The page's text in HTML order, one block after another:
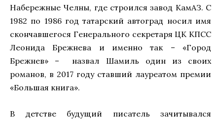
Набережные Челны, где строился завод КамАЗ. С
1982 по 1986 год татарский автоград носил имя
скончавшегося Генерального секретаря ЦК КПСС
Леонида Брежнева и именно так – «Город
Брежнев» – назвал Шамиль один из своих
романов, в 2017 году ставший лауреатом премии
«Большая книга».
В детстве будущий писатель зачитывался